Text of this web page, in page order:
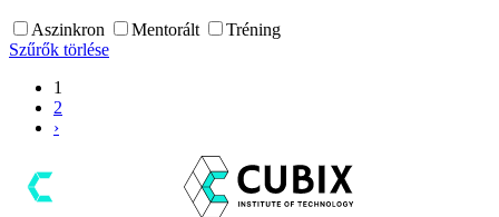
Aszinkron Mentorált
Tréning
Szűrők törlése
1
2
›